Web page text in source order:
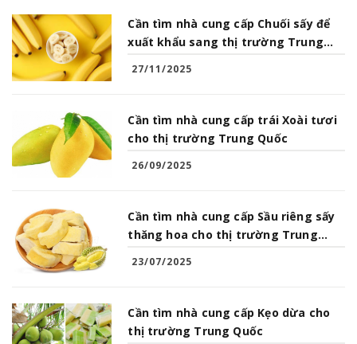
Cần tìm nhà cung cấp Chuối sấy để
xuất khẩu sang thị trường Trung
27/11/2025
Cần tìm nhà cung cấp trái Xoài tươi
cho thị trường Trung Quốc
26/09/2025
Cần tìm nhà cung cấp Sầu riêng sấy
thăng hoa cho thị trường Trung
23/07/2025
Cần tìm nhà cung cấp Kẹo dừa cho
thị trường Trung Quốc